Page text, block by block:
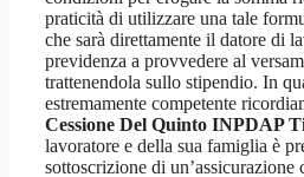
praticità di utilizzare una tale
che sarà direttamente il datore di
previdenza a provvedere al
trattenendola sullo stipendio. In
estremamente competente
Cessione Del Quinto INPDAP
lavoratore e della sua famiglia è
sottoscrizione di un’assicurazione